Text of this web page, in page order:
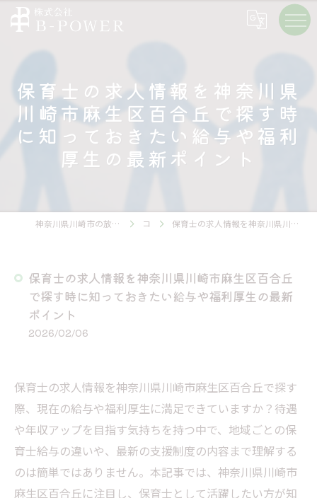
保育士の求人情報を神奈川県
川崎市麻生区百合丘で探す時
に知っておきたい給与や福利
厚生の最新ポイント
神奈川県川崎市の放課後等デイサービスの求人なら株式会社B-POWER コラム 保育士の求人情報を神奈川県川崎市麻生区百合丘で探す時に知っておきたい給与や福利厚生の最新ポイント
保育士の求人情報を神奈川県川崎市麻生区百合丘
で探す時に知っておきたい給与や福利厚生の最新
ポイント
2026/02/06
保育士の求人情報を神奈川県川崎市麻生区百合丘で探す
際、現在の給与や福利厚生に満足できていますか？待遇
や年収アップを目指す気持ちを持つ中で、地域ごとの保
育士給与の違いや、最新の支援制度の内容まで理解する
のは簡単ではありません。本記事では、神奈川県川崎市
麻生区百合丘に注目し、保育士として活躍したい方が知